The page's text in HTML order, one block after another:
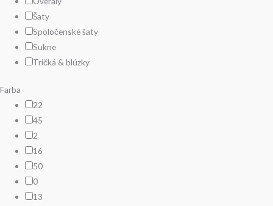
Šaty
Spoločenské šaty
Sukne
Tričká & blúzky
Farba
22
45
2
16
50
0
13